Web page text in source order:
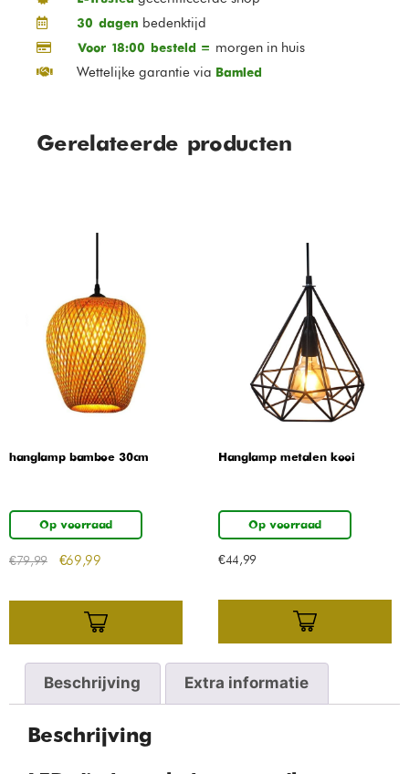
30 dagen bedenktijd
Voor 18:00 besteld = morgen in huis
Wettelijke garantie via Bamled
Gerelateerde producten
hanglamp bamboe 30cm
Op voorraad
€79,99 €69,99
Hanglamp metalen kooi
Op voorraad
€44,99
Beschrijving Extra informatie
Beschrijving